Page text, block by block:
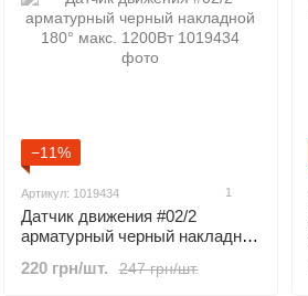
−11%
Артикул: 1019434 1
Датчик движения #02/2
арматурный черный накладной
247 грн/шт.
220 грн/шт.